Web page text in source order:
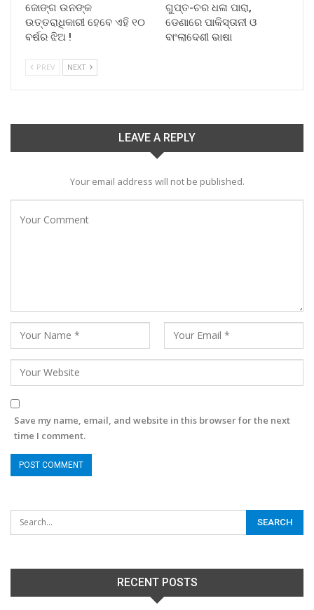
ଜୋଙ୍ଗ ଉନଙ୍କ
ଉତ୍ତରାଧିକାରୀ ହେବେ ଏହି ୧୦
ବର୍ଷର ଝିଅ !
ଗୁପ୍ତ-ଚର ଧଳା ପାରା,
ଡେଣାରେ ପାକିସ୍ତାନୀ ଓ
ବାଂଲାଦେଶୀ ଭାଷା
PREV NEXT
LEAVE A REPLY
Your email address will not be published.
Save my name, email, and website in this browser for the next
time I comment.
RECENT POSTS